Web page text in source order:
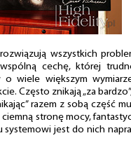
wszystkich
cechę, której
wiele większym
Często znikają „za
razem z sobą część
stronę mocy,
systemowi jest do nich